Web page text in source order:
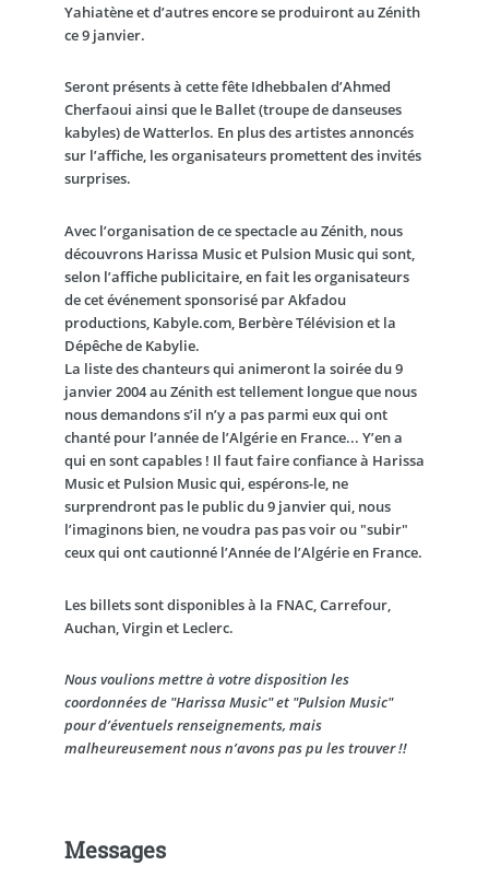
Yahiatène et d’autres encore se produiront au Zénith
ce 9 janvier.
Seront présents à cette fête Idhebbalend’Ahmed
Cherfaoui ainsi que le Ballet (troupe de danseuses
kabyles) de Watterlos. En plus des artistes annoncés
sur l’affiche, les organisateurs promettent des invités
surprises.
Avec l’organisation de ce spectacle au Zénith, nous
découvrons Harissa Musicet Pulsion Musicqui sont,
selon l’affiche publicitaire, en fait les organisateurs
de cet événement sponsorisé par Akfadou
productions, Kabyle.com, Berbère Télévision et la
Dépêche de Kabylie.
La liste des chanteurs qui animeront la soirée du 9
janvier 2004 au Zénith est tellement longue que nous
nous demandons s’il n’y a pas parmi eux qui ont
chanté pour l’année de l’Algérie en France... Y’en a
qui en sont capables ! Il faut faire confiance à Harissa
Music et Pulsion Music qui, espérons-le, ne
surprendront pas le public du 9 janvier qui, nous
l’imaginons bien, ne voudra pas pas voir ou "subir"
ceux qui ont cautionné l’Année de l’Algérie en France.
Les billets sont disponibles à la FNAC, Carrefour,
Auchan, Virgin et Leclerc.
Nous voulions mettre à votre disposition les
coordonnées de "Harissa Music" et "Pulsion Music"
pour d’éventuels renseignements, mais
malheureusement nous n’avons pas pu les trouver !!
Messages